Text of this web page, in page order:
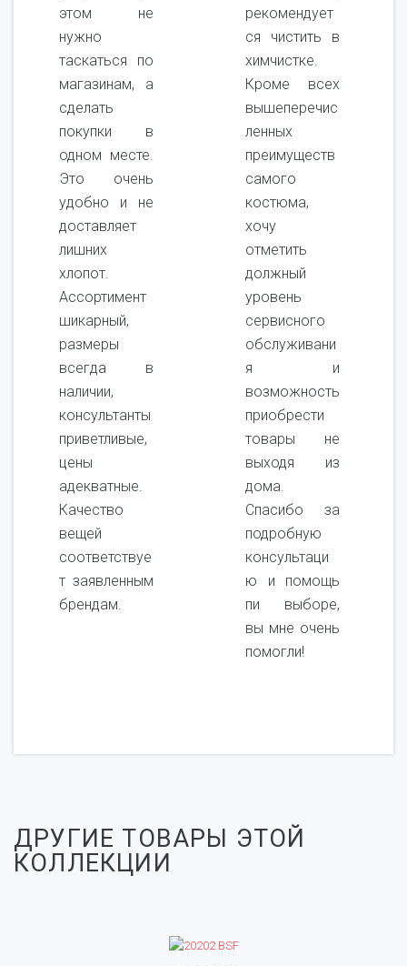
этом не
нужно
таскаться по
магазинам, а
сделать
покупки в
одном месте.
Это очень
удобно и не
доставляет
лишних
хлопот.
Ассортимент
шикарный,
размеры
всегда в
наличии,
консультанты
приветливые,
цены
адекватные.
Качество
вещей
соответствуе
т заявленным
брендам.
рекомендует
ся чистить в
химчистке.
Кроме всех
вышеперечис
ленных
преимуществ
самого
костюма,
хочу
отметить
должный
уровень
сервисного
обслуживани
я и
возможность
приобрести
товары не
выходя из
дома.
Спасибо за
подробную
консультаци
ю и помощь
пи выборе,
вы мне очень
помогли!
ДРУГИЕ ТОВАРЫ ЭТОЙ
КОЛЛЕКЦИИ